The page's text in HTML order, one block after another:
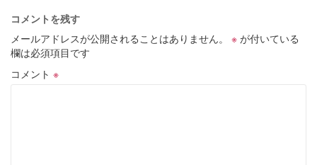
コメントを残す
メールアドレスが公開されることはありません。
※ が付いている
欄は必須項目です
コメント ※